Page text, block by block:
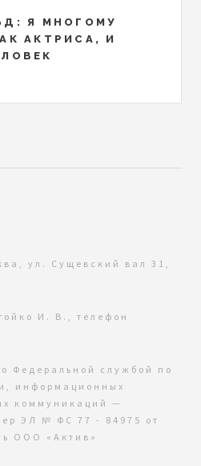
Я МНОГОМУ
АКТРИСА, И
ул. Сущевский вал 31,
И. В., телефон
Федеральной службой по
информационных
коммуникаций —
ЭЛ № ФС 77 - 84975 от
ООО «Актив»